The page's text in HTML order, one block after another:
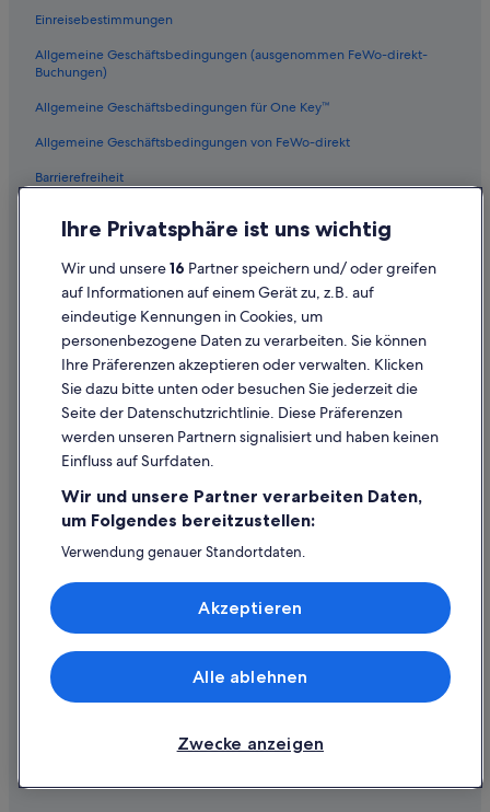
Einreisebestimmungen
Allgemeine Geschäftsbedingungen (ausgenommen FeWo-direkt-
Buchungen)
Allgemeine Geschäftsbedingungen für One Key™
Allgemeine Geschäftsbedingungen von FeWo-direkt
Barrierefreiheit
Inhaltsrichtlinien und Melden von Inhalten
Hilfe
Hilfe
Flug stornieren
Rückerstattungsdauer
Expedia-Gutschein einlösen
Internationale Reisedokumente
© 2026 Expedia, Inc., ein Unternehmen der Expedia Group. Alle Rechte
vorbehalten. Expedia und das Expedia-Logo sind Handelsmarken oder
Ihre Privatsphäre ist uns wichtig
Wir und unsere16 Partner speichern und/ oder greifen
auf Informationen auf einem Gerät zu, z.B. auf
eindeutige Kennungen in Cookies, um
personenbezogene Daten zu verarbeiten. Sie können
Ihre Präferenzen akzeptieren oder verwalten. Klicken
Sie dazu bitte unten oder besuchen Sie jederzeit die
Seite der Datenschutzrichtlinie. Diese Präferenzen
werden unseren Partnern signalisiert und haben keinen
Einfluss auf Surfdaten.
Wir und unsere Partner verarbeiten Daten,
um Folgendes bereitzustellen:
Verwendung genauer Standortdaten.
Speichern von oder Zugriff auf Informationen auf einem
Endgerät. Personalisierte Werbung und Inhalte, Messung
von Werbeleistung und der Performance von Inhalten,
Liste der Partner (Lieferanten)
Zwecke anzeigen
Alle ablehnen
Akzeptieren